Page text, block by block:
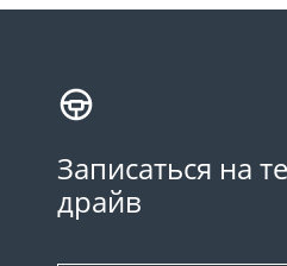
Записаться на
драйв